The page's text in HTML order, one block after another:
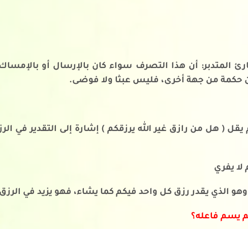
المتدبر: أن هذا التصرف سواء كان بالإرسال أو
حكمة من جهة أخرى، فليس عبثا ولا فوضى.
( هل من رازق غير الله يرزقكم ) إشارة إلى التقدير في
يفري
وهو الذي يقدر رزق كل واحد فيكم كما يشاء، فهو يزيد في
يسم فاعله؟